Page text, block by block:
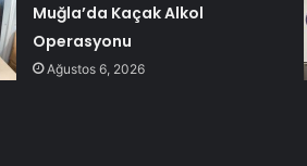
Muğla’da Kaçak Alkol
Operasyonu
Ağustos 6, 2026